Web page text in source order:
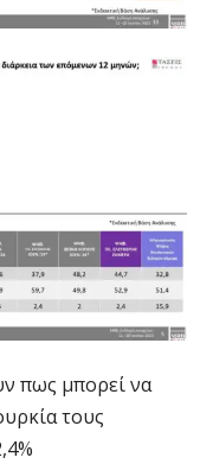
πως μπορεί να
τους